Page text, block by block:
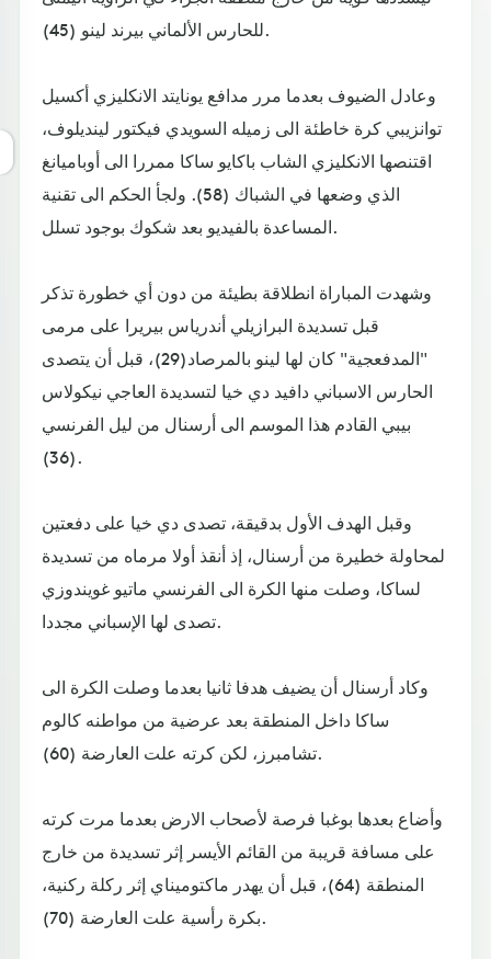
للحارس الألماني بيرند لينو (45).
وعادل الضيوف بعدما مرر مدافع يونايتد الانكليزي أكسيل
توانزيبي كرة خاطئة الى زميله السويدي فيكتور لينديلوف،
اقتنصها الانكليزي الشاب باكايو ساكا ممررا الى أوباميانغ
الذي وضعها في الشباك (58). ولجأ الحكم الى تقنية
المساعدة بالفيديو بعد شكوك بوجود تسلل.
وشهدت المباراة انطلاقة بطيئة من دون أي خطورة تذكر
قبل تسديدة البرازيلي أندرياس بيريرا على مرمى
"المدفعجية" كان لها لينو بالمرصاد(29)، قبل أن يتصدى
الحارس الاسباني دافيد دي خيا لتسديدة العاجي نيكولاس
بيبي القادم هذا الموسم الى أرسنال من ليل الفرنسي
(36).
وقبل الهدف الأول بدقيقة، تصدى دي خيا على دفعتين
لمحاولة خطيرة من أرسنال، إذ أنقذ أولا مرماه من تسديدة
لساكا، وصلت منها الكرة الى الفرنسي ماتيو غويندوزي
تصدى لها الإسباني مجددا.
وكاد أرسنال أن يضيف هدفا ثانيا بعدما وصلت الكرة الى
ساكا داخل المنطقة بعد عرضية من مواطنه كالوم
تشامبرز، لكن كرته علت العارضة (60).
وأضاع بعدها بوغبا فرصة لأصحاب الارض بعدما مرت كرته
على مسافة قريبة من القائم الأيسر إثر تسديدة من خارج
المنطقة (64)، قبل أن يهدر ماكتوميناي إثر ركلة ركنية،
بكرة رأسية علت العارضة (70).